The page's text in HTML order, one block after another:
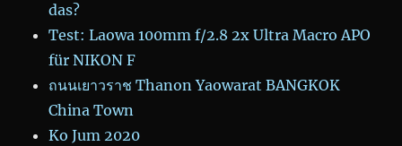
das?
Test: Laowa 100mm f/2.8 2x Ultra Macro APO
für NIKON F
ถนนเยาวราช Thanon Yaowarat BANGKOK
China Town
Ko Jum 2020